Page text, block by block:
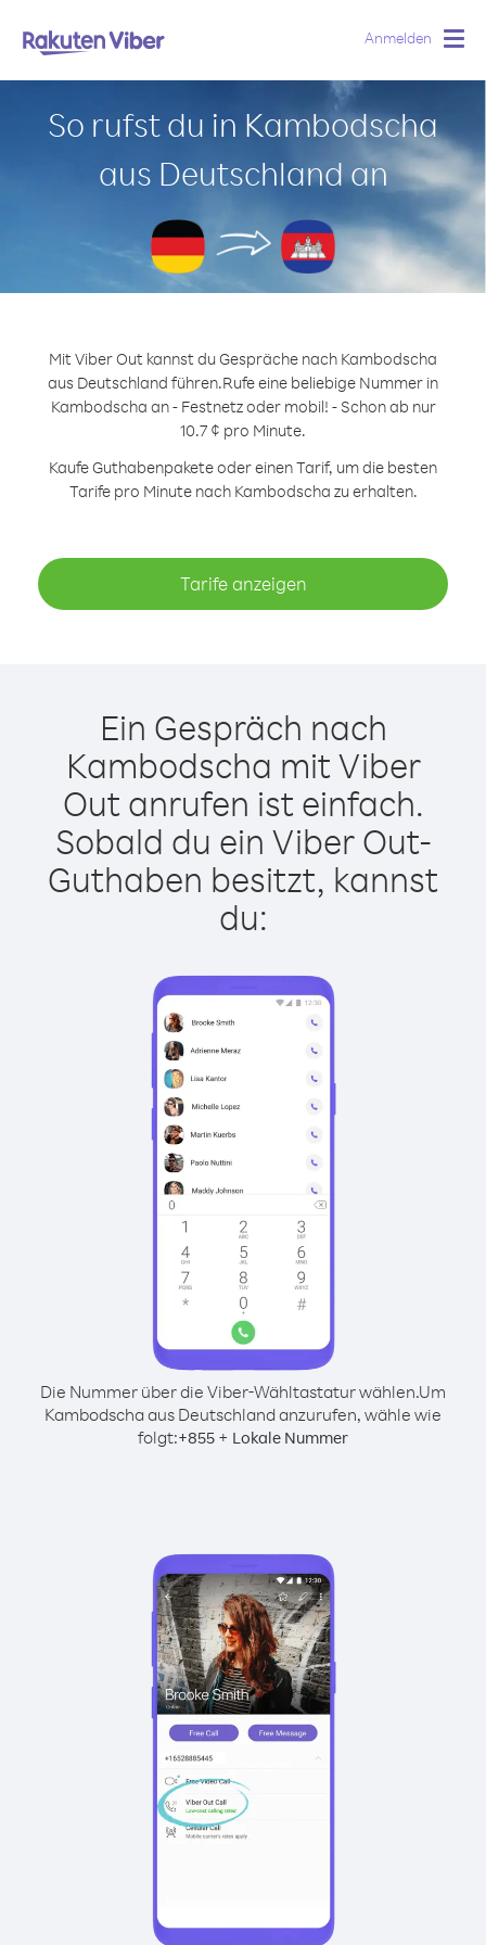
Anmelden
So rufst du in Kambodscha
aus Deutschland an
Mit Viber Out kannst du Gespräche nach Kambodscha
aus Deutschland führen.Rufe eine beliebige Nummer in
Kambodscha an - Festnetz oder mobil! - Schon ab nur
10.7 ¢ pro Minute.
Kaufe Guthabenpakete oder einen Tarif, um die besten
Tarife pro Minute nach Kambodscha zu erhalten.
Tarife anzeigen
Ein Gespräch nach
Kambodscha mit Viber
Out anrufen ist einfach.
Sobald du ein Viber Out-
Guthaben besitzt, kannst
du:
Die Nummer über die Viber-Wähltastatur wählen.Um
Kambodscha aus Deutschland anzurufen, wähle wie
folgt:+855 + Lokale Nummer